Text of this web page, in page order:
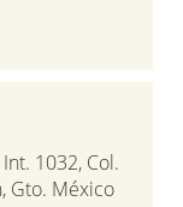
1032, Col.
Gto. México